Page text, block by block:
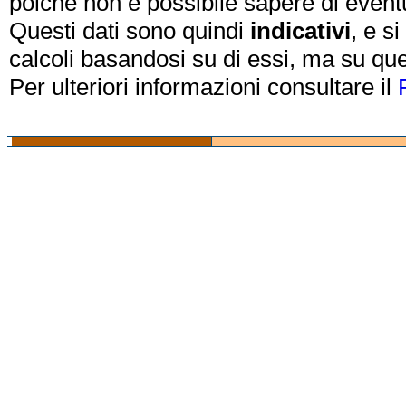
Questi dati sono quindi indicativi, e
calcoli basandosi su di essi, ma su
Per ulteriori informazioni consultare il